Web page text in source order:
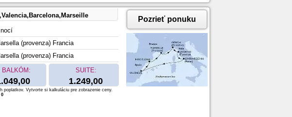
(provenza) Francia
(provenza) Francia
BALKÓM: SUITE:
1.249,00
Pozrieť ponuku
Vytvorte si kalkuláciu pre zobrazenie ceny.
0